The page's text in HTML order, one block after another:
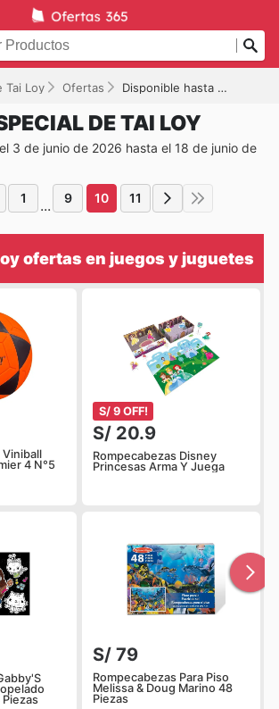
Tai Loy Ofertas Disponible hasta el 18/06/2026
DE TAI LOY
3 de junio de 2026 hasta el 18 de junio de
1 ... 9 10 11
ofertas en juegos y juguetes
Viniball
4 N°5
S/ 9 OFF!
S/ 20.9
Rompecabezas Disney
Princesas Arma Y Juega
Piezas
S/ 79
Rompecabezas Para Piso
Melissa & Doug Marino 48
Piezas